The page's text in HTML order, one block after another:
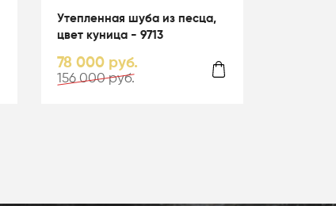
Утепленная шуба из песца,
цвет куница - 9713
78 000 руб.
156 000 руб.